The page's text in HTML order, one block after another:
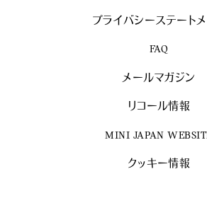
プライバシーステートメ
FAQ
メールマガジン
リコール情報
MINI JAPAN
クッキー情報